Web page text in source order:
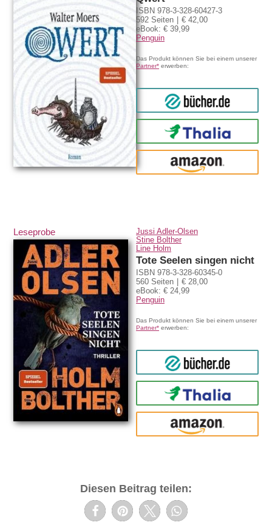
ISBN 978-3-328-60427-3
592 Seiten
€ 42,00
eBook: € 39,99
Penguin
Das Produkt können Sie bei einem unserer
Partner* erwerben:
bücher.de
Thalia
amazon
Leseprobe
Jussi Adler-Olsen
Stine Bolther
Line Holm
Tote Seelen singen nicht
ISBN 978-3-328-60345-0
560 Seiten
€ 28,00
eBook: € 24,99
Penguin
Das Produkt können Sie bei einem unserer
Partner* erwerben:
bücher.de
Thalia
amazon
Diesen Beitrag teilen: